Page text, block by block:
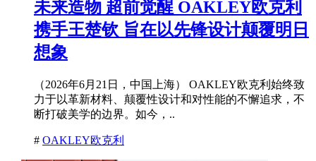
未来造物 超前觉醒 OAKLEY欧克利
携手王楚钦 旨在以先锋设计颠覆明日
想象
（2026年6月21日，中国上海） OAKLEY欧克利始终致
力于以革新材料、颠覆性设计和对性能的不懈追求，不
断打破美学的边界。如今，..
# OAKLEY欧克利